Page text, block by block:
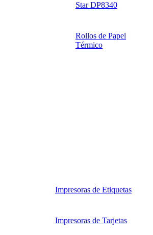
Star DP8340
Rollos de Papel
Térmico
Impresoras de Etiquetas
Impresoras de Tarjetas